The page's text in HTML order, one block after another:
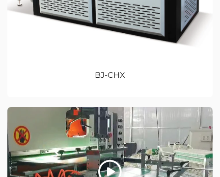
BJ-CHX